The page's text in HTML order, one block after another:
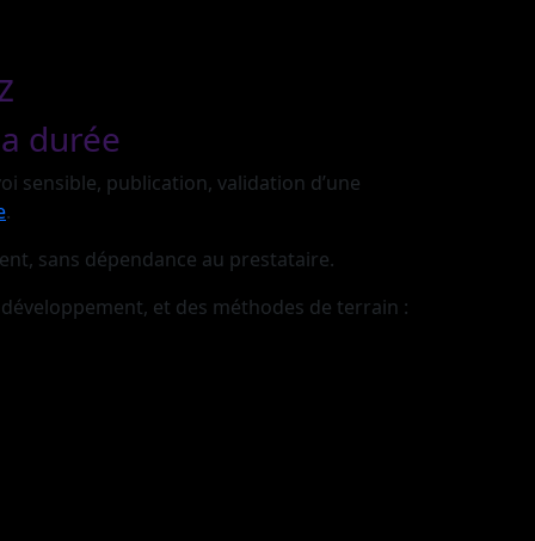
durée
sensible, publication, validation d’une
.
sans dépendance au prestataire.
et des méthodes de terrain :